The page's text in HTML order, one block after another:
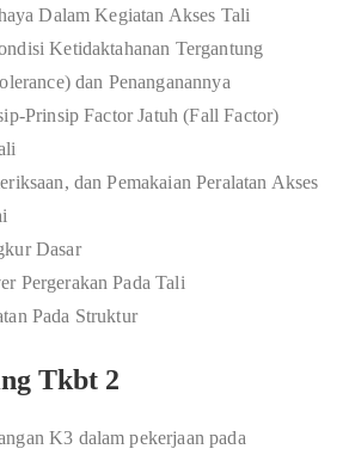
Dalam Kegiatan Akses Tali
Ketidaktahanan Tergantung
dan Penanganannya
Prinsip Factor Jatuh (Fall Factor)
dan Pemakaian Peralatan Akses
Dasar
Pergerakan Pada Tali
Pada Struktur
Tkbt 2
K3 dalam pekerjaan pada